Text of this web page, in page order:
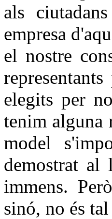
als
empresa
el nostre
elegits per
tenim alguna
model
demostrat
immens.
sinó, no és